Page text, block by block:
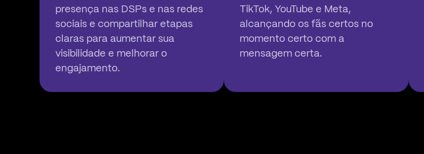
presença nas DSPs e nas redes
sociais e compartilhar etapas
claras para aumentar sua
visibilidade e melhorar o
engajamento.
TikTok, YouTube e Meta,
alcançando os fãs certos no
momento certo com a
mensagem certa.